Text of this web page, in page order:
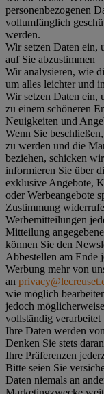
personenbezogenen
vollumfänglich
werden.
Wir setzen Daten ein,
auf Sie abzustimmen
Wir analysieren, wie
um alles leichter und
Wir setzen Daten ein,
zu einem schöneren
Neuigkeiten und
Wenn Sie
zu werden und die
beziehen, schicken
informieren Sie über
exklusive Angebote,
oder Werbeangebote
Zustimmung
Werbemitteilungen
Mitteilung
können Sie den
Abbestellen am Ende
Werbung mehr von
an
wie möglich
jedoch
vollständig verarbeitet
Ihre Daten werden
Denken Sie stets
Ihre Präferenzen
Bitte seien Sie
Daten niemals an